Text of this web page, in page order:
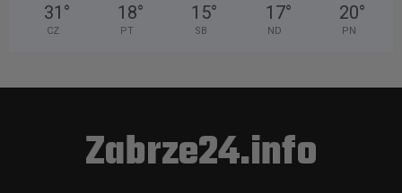
31 °
CZ
18°
PT
15°
SB
17°
ND
20°
PN
Zabrze24.info